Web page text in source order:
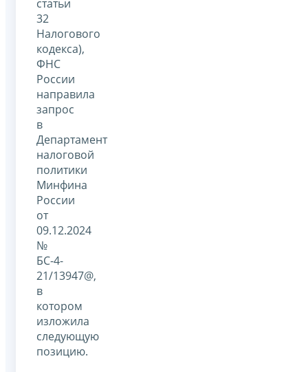
статьи
32
Налогового
кодекса),
ФНС
России
направила
запрос
в
Департамент
налоговой
политики
Минфина
России
от
09.12.2024
№
БС-4-
21/13947@,
в
котором
изложила
следующую
позицию.